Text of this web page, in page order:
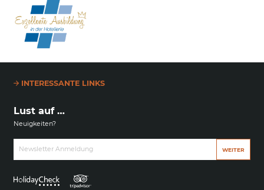
INTERESSANTE LINKS
Lust auf …
Neuigkeiten?
Newsletter Anmeldung WEITER